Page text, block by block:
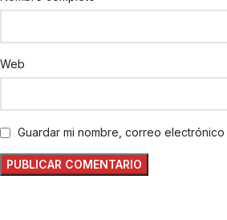
Web
Guardar mi nombre, correo